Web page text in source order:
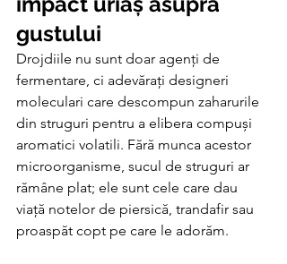
gustului
Drojdiile nu sunt doar agenți de
fermentare, ci adevărați designeri
moleculari care descompun zaharurile
din struguri pentru a elibera compuși
aromatici volatili. Fără munca acestor
microorganisme, sucul de struguri ar
rămâne plat; ele sunt cele care dau
viață notelor de piersică, trandafir sau
proaspăt copt pe care le adorăm.